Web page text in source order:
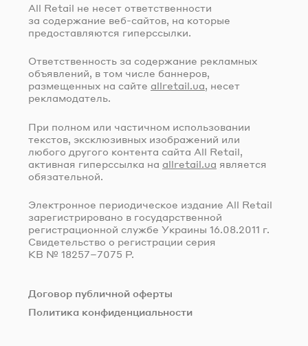
All Retail не несет ответственности
за содержание веб-сайтов, на которые
предоставляются гиперссылки.
Ответственность за содержание рекламных
объявлений, в том числе баннеров,
размещенных на сайте allretail.ua, несет
рекламодатель.
При полном или частичном использовании
текстов, эксклюзивных изображений или
любого другого контента сайта All Retail,
активная гиперссылка на allretail.ua является
обязательной.
Электронное периодическое издание All Retail
зарегистрировано в государственной
регистрационной службе Украины 16.08.2011 г.
Свидетельство о регистрации серия
КВ № 18257–7075 Р.
Договор публичной оферты
Политика конфиденциальности